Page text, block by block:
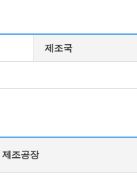
제조국
제조공장